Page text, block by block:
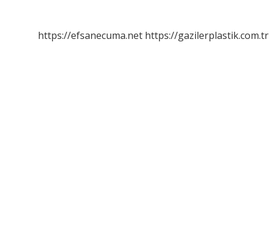
Gelir
https://efsanecuma.net https://gazilerplastik.com.tr